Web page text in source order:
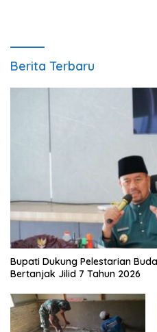
Berita Terbaru
Bupati Dukung Pelestarian
Bertanjak Jilid 7 Tahun 2026